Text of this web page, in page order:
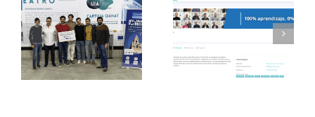
Censolar y Eunoia
alcanzan un
acuerdo de
colaboración.
Censolar se une a
2023